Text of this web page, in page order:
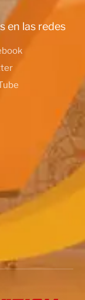
en las redes